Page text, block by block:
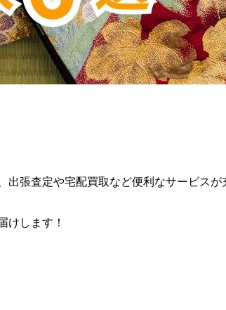
張査定や宅配買取など便利なサービス
けします！